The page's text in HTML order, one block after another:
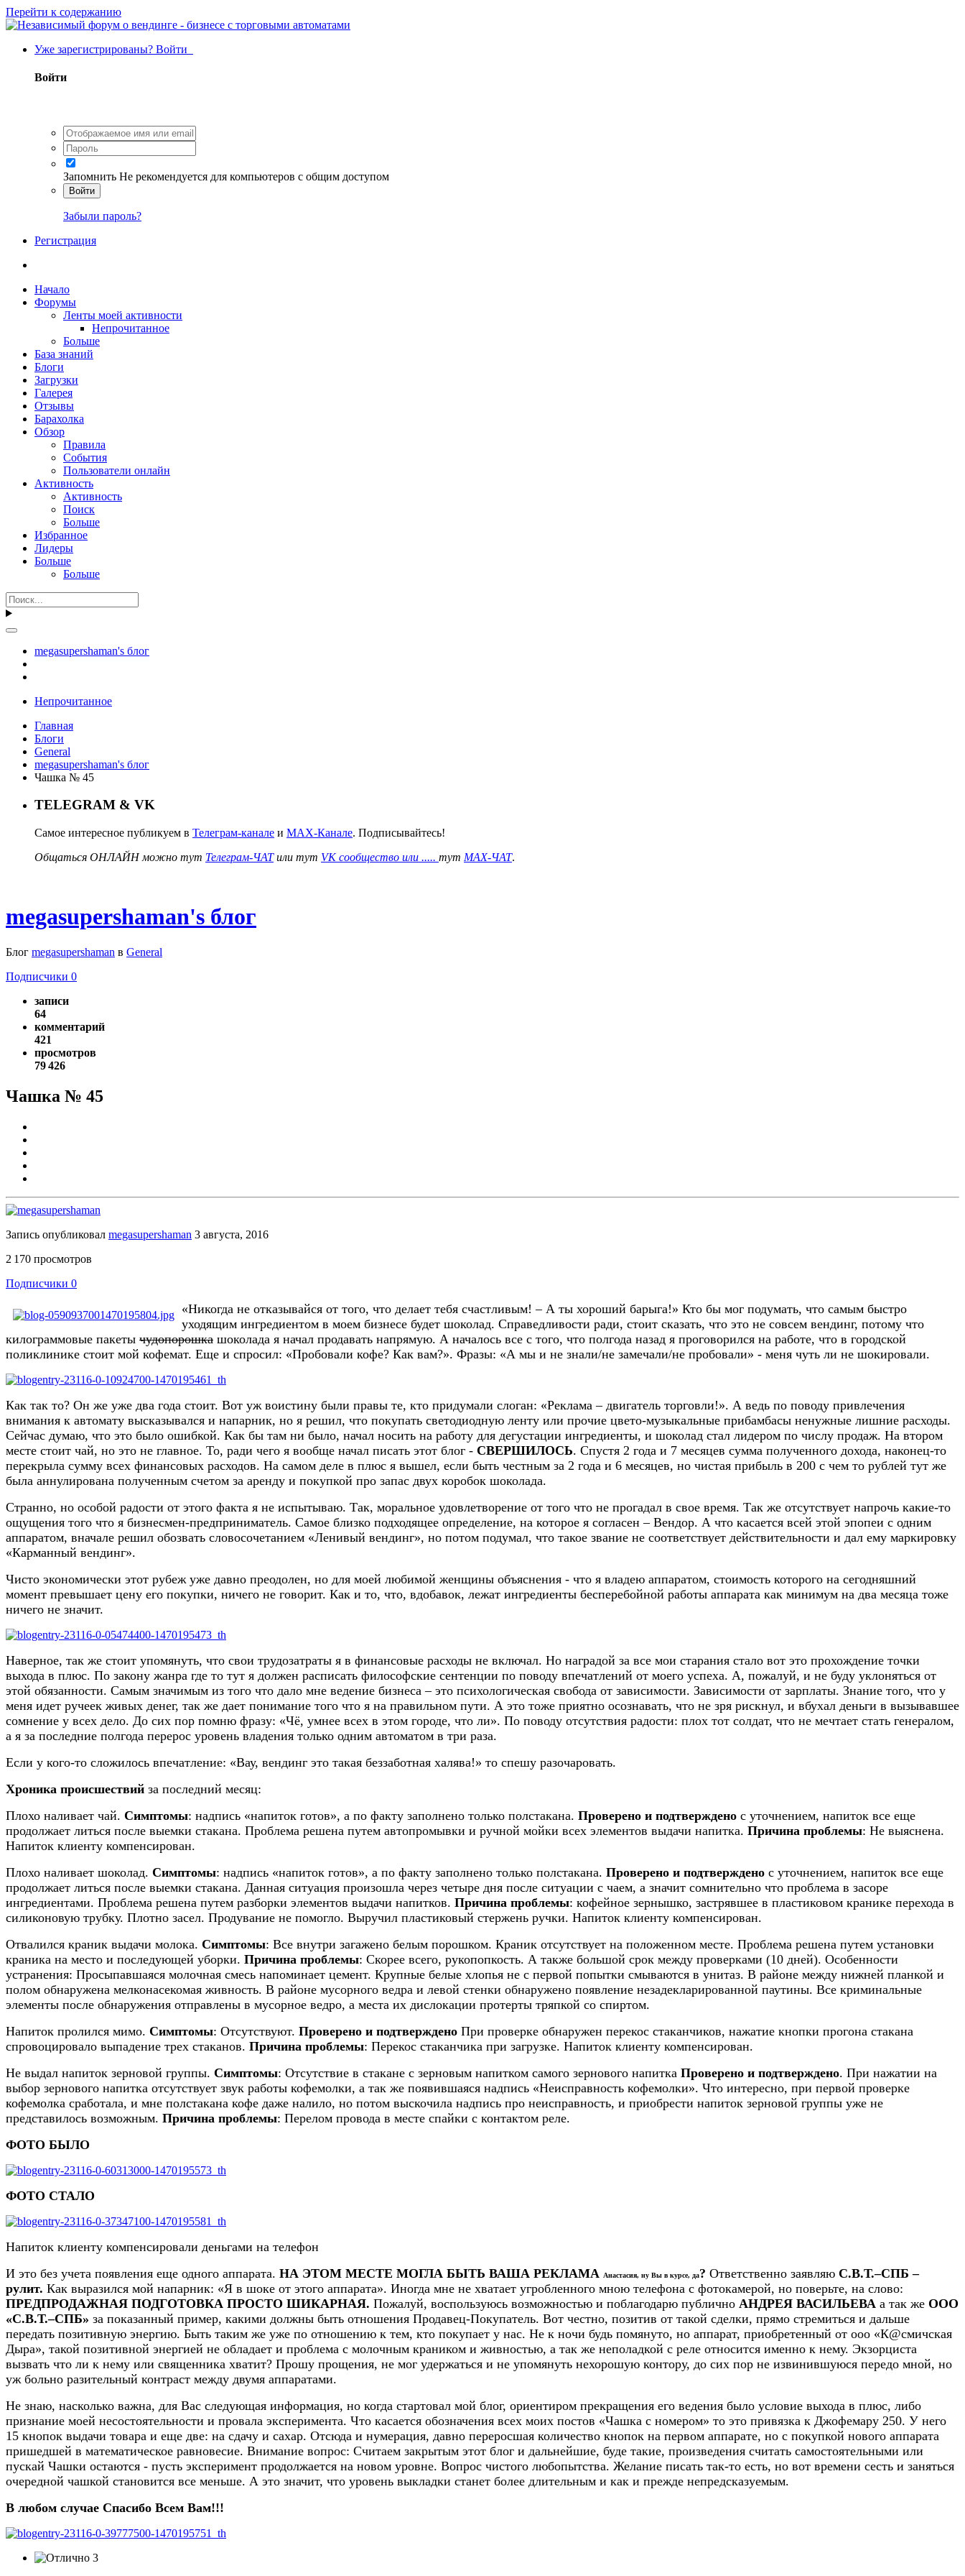
Перейти к содержанию
Уже зарегистрированы? Войти
Войти
Запомнить Не рекомендуется для компьютеров с общим доступом
Войти
Забыли пароль?
Регистрация
Начало
Форумы
Ленты моей активности
Непрочитанное
Больше
База знаний
Блоги
Загрузки
Галерея
Отзывы
Барахолка
Обзор
Правила
События
Пользователи онлайн
Активность
Активность
Поиск
Больше
Избранное
Лидеры
Больше
Больше
megasupershaman's блог
Непрочитанное
Главная
Блоги
General
megasupershaman's блог
Чашка № 45
TELEGRAM & VK
Самое интересное публикуем в Телеграм-канале и MAX-Канале. Подписывайтесь!
Общаться ОНЛАЙН можно тут Телеграм-ЧАТили тут VK сообщество или ..... тут MAX-ЧАТ.
megasupershaman's блог
Блог megasupershaman в General
Подписчики 0
записи
64
комментарий
421
просмотров
79 426
Чашка № 45
Запись опубликовал megasupershaman 3 августа, 2016
2 170 просмотров
Подписчики 0
«Никогда не отказывайся от того, что делает тебя счастливым! – А ты хороший барыга!» Кто бы мог подумать, что самым быстро
уходящим ингредиентом в моем бизнесе будет шоколад. Справедливости ради, стоит сказать, что это не совсем вендинг, потому что
килограммовые пакеты чудопорошка шоколада я начал продавать напрямую. А началось все с того, что полгода назад я проговорился на работе, что в городской
поликлинике стоит мой кофемат. Еще и спросил: «Пробовали кофе? Как вам?». Фразы: «А мы и не знали/не замечали/не пробовали» - меня чуть ли не шокировали.
Как так то? Он же уже два года стоит. Вот уж воистину были правы те, кто придумали слоган: «Реклама – двигатель торговли!». А ведь по поводу привлечения
внимания к автомату высказывался и напарник, но я решил, что покупать светодиодную ленту или прочие цвето-музыкальные прибамбасы ненужные лишние расходы.
Сейчас думаю, что это было ошибкой. Как бы там ни было, начал носить на работу для дегустации ингредиенты, и шоколад стал лидером по числу продаж. На втором
месте стоит чай, но это не главное. То, ради чего я вообще начал писать этот блог - СВЕРШИЛОСЬ. Спустя 2 года и 7 месяцев сумма полученного дохода, наконец-то
перекрыла сумму всех финансовых расходов. На самом деле в плюс я вышел, если быть честным за 2 года и 6 месяцев, но чистая прибыль в 200 с чем то рублей тут же
была аннулирована полученным счетом за аренду и покупкой про запас двух коробок шоколада.
Странно, но особой радости от этого факта я не испытываю. Так, моральное удовлетворение от того что не прогадал в свое время. Так же отсутствует напрочь какие-то
ощущения того что я бизнесмен-предприниматель. Самое близко подходящее определение, на которое я согласен – Вендор. А что касается всей этой эпопеи с одним
аппаратом, вначале решил обозвать словосочетанием «Ленивый вендинг», но потом подумал, что такое звание не соответствует действительности и дал ему маркировку
«Карманный вендинг».
Чисто экономически этот рубеж уже давно преодолен, но для моей любимой женщины объяснения - что я владею аппаратом, стоимость которого на сегодняшний
момент превышает цену его покупки, ничего не говорит. Как и то, что, вдобавок, лежат ингредиенты бесперебойной работы аппарата как минимум на два месяца тоже
ничего не значит.
Наверное, так же стоит упомянуть, что свои трудозатраты я в финансовые расходы не включал. Но наградой за все мои старания стало вот это прохождение точки
выхода в плюс. По закону жанра где то тут я должен расписать философские сентенции по поводу впечатлений от моего успеха. А, пожалуй, и не буду уклоняться от
этой обязанности. Самым значимым из того что дало мне ведение бизнеса – это психологическая свобода от зависимости. Зависимости от зарплаты. Знание того, что у
меня идет ручеек живых денег, так же дает понимание того что я на правильном пути. А это тоже приятно осознавать, что не зря рискнул, и вбухал деньги в вызывавшее
сомнение у всех дело. До сих пор помню фразу: «Чё, умнее всех в этом городе, что ли». По поводу отсутствия радости: плох тот солдат, что не мечтает стать генералом,
а я за последние полгода перерос уровень владения только одним автоматом в три раза.
Если у кого-то сложилось впечатление: «Вау, вендинг это такая беззаботная халява!» то спешу разочаровать.
Хроника происшествий за последний месяц:
Плохо наливает чай. Симптомы: надпись «напиток готов», а по факту заполнено только полстакана. Проверено и подтверждено с уточнением, напиток все еще
продолжает литься после выемки стакана. Проблема решена путем автопромывки и ручной мойки всех элементов выдачи напитка. Причина проблемы: Не выяснена.
Напиток клиенту компенсирован.
Плохо наливает шоколад. Симптомы: надпись «напиток готов», а по факту заполнено только полстакана. Проверено и подтверждено с уточнением, напиток все еще
продолжает литься после выемки стакана. Данная ситуация произошла через четыре дня после ситуации с чаем, а значит сомнительно что проблема в засоре
ингредиентами. Проблема решена путем разборки элементов выдачи напитков. Причина проблемы: кофейное зернышко, застрявшее в пластиковом кранике перехода в
силиконовую трубку. Плотно засел. Продувание не помогло. Выручил пластиковый стержень ручки. Напиток клиенту компенсирован.
Отвалился краник выдачи молока. Симптомы: Все внутри загажено белым порошком. Краник отсутствует на положенном месте. Проблема решена путем установки
краника на место и последующей уборки. Причина проблемы: Скорее всего, рукопопкость. А также большой срок между проверками (10 дней). Особенности
устранения: Просыпавшаяся молочная смесь напоминает цемент. Крупные белые хлопья не с первой попытки смываются в унитаз. В районе между нижней планкой и
полом обнаружена мелконасекомая живность. В районе мусорного ведра и левой стенки обнаружено появление незадекларированной паутины. Все криминальные
элементы после обнаружения отправлены в мусорное ведро, а места их дислокации протерты тряпкой со спиртом.
Напиток пролился мимо. Симптомы: Отсутствуют. Проверено и подтверждено При проверке обнаружен перекос стаканчиков, нажатие кнопки прогона стакана
спровоцировало выпадение трех стаканов. Причина проблемы: Перекос стаканчика при загрузке. Напиток клиенту компенсирован.
Не выдал напиток зерновой группы. Симптомы: Отсутствие в стакане с зерновым напитком самого зернового напитка Проверено и подтверждено. При нажатии на
выбор зернового напитка отсутствует звук работы кофемолки, а так же появившаяся надпись «Неисправность кофемолки». Что интересно, при первой проверке
кофемолка сработала, и мне полстакана кофе даже налило, но потом выскочила надпись про неисправность, и приобрести напиток зерновой группы уже не
представилось возможным. Причина проблемы: Перелом провода в месте спайки с контактом реле.
ФОТО БЫЛО
ФОТО СТАЛО
Напиток клиенту компенсировали деньгами на телефон
И это без учета появления еще одного аппарата. НА ЭТОМ МЕСТЕ МОГЛА БЫТЬ ВАША РЕКЛАМА Анастасия, ну Вы в курсе, да? Ответственно заявляю С.В.Т.–СПБ –
рулит. Как выразился мой напарник: «Я в шоке от этого аппарата». Иногда мне не хватает угробленного мною телефона с фотокамерой, но поверьте, на слово:
ПРЕДПРОДАЖНАЯ ПОДГОТОВКА ПРОСТО ШИКАРНАЯ. Пожалуй, воспользуюсь возможностью и поблагодарю публично АНДРЕЯ ВАСИЛЬЕВА а так же ООО
«С.В.Т.–СПБ» за показанный пример, какими должны быть отношения Продавец-Покупатель. Вот честно, позитив от такой сделки, прямо стремиться и дальше
передать позитивную энергию. Быть таким же уже по отношению к тем, кто покупает у нас. Не к ночи будь помянуто, но аппарат, приобретенный от ооо «К@смичская
Дыра», такой позитивной энергией не обладает и проблема с молочным краником и живностью, а так же неполадкой с реле относится именно к нему. Экзорциста
вызвать что ли к нему или священника хватит? Прошу прощения, не мог удержаться и не упомянуть нехорошую контору, до сих пор не извинившуюся передо мной, но
уж больно разительный контраст между двумя аппаратами.
Не знаю, насколько важна, для Вас следующая информация, но когда стартовал мой блог, ориентиром прекращения его ведения было условие выхода в плюс, либо
признание моей несостоятельности и провала эксперимента. Что касается обозначения всех моих постов «Чашка с номером» то это привязка к Джофемару 250. У него
15 кнопок выдачи товара и еще две: на сдачу и сахар. Отсюда и нумерация, давно переросшая количество кнопок на первом аппарате, но с покупкой нового аппарата
пришедшей в математическое равновесие. Внимание вопрос: Считаем закрытым этот блог и дальнейшие, буде такие, произведения считать самостоятельными или
пускай Чашки остаются - пусть эксперимент продолжается на новом уровне. Вопрос чистого любопытства. Желание писать так-то есть, но вот времени сесть и заняться
очередной чашкой становится все меньше. А это значит, что уровень выкладки станет более длительным и как и прежде непредсказуемым.
В любом случае Спасибо Всем Вам!!!
3